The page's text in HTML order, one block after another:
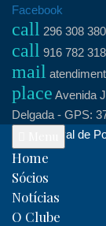
Skip
content
Facebook
call 296 308 380
call 916 782 318
mail
place Avenida
Delgada - GPS:
Clube Naval de
Home
Sócios
Notícias
O Clube